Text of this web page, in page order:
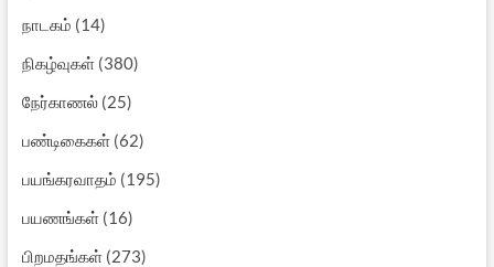
நாடகம் (14)
நிகழ்வுகள்(380)
நேர்காணல்(25)
பண்டிகைகள்(62)
பயங்கரவாதம் (195)
பயணங்கள்(16)
பிறமதங்கள்(273)